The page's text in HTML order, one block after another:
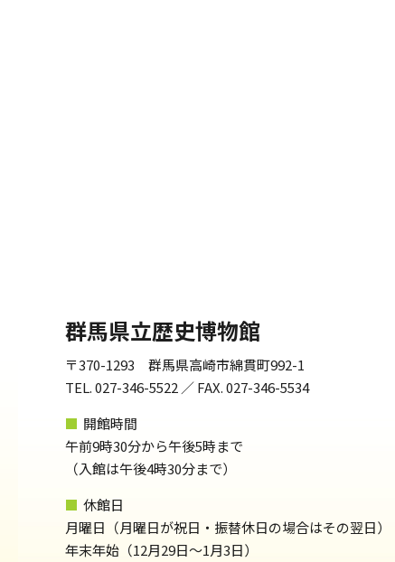
群馬県立歴史博物館
〒370-1293 群馬県高崎市綿貫町992-1
TEL. 027-346-5522 ／ FAX. 027-346-5534
■ 開館時間
午前9時30分から午後5時まで
（⼊館は午後4時30分まで）
■ 休館日
月曜日（月曜日が祝日・振替休日の場合はその翌日）
年末年始（12月29日～1月3日）